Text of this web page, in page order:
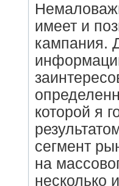
имеет и
кампания.
которой я
сегмент
на
несколько